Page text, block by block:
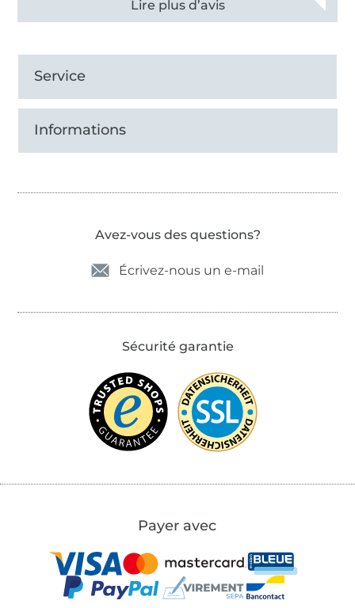
Voir tous les 11496 commentaires
Service
Informations
Avez-vous des questions?
Écrivez-nous un e-mail
Sécurité garantie
Payer avec